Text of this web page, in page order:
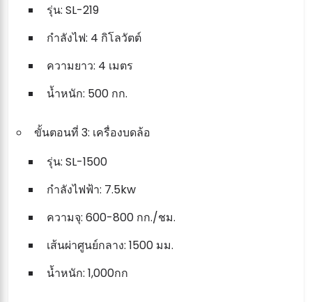
รุ่น: SL-219
กำลังไฟ: 4 กิโลวัตต์
ความยาว: 4 เมตร
น้ำหนัก: 500 กก.
ขั้นตอนที่ 3: เครื่องบดล้อ
รุ่น: SL-1500
กำลังไฟฟ้า: 7.5kw
ความจุ: 600-800 กก./ชม.
เส้นผ่าศูนย์กลาง: 1500 มม.
น้ำหนัก: 1,000กก